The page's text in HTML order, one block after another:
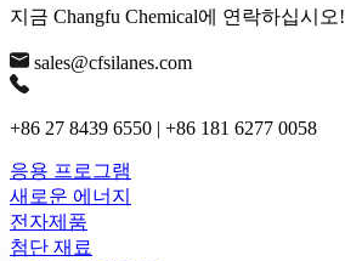
지금 Changfu Chemical에 연락하십시오!
sales@cfsilanes.com
+86 27 8439 6550 | +86 181 6277 0058
응용 프로그램
새로운 에너지
전자제품
첨단 재료